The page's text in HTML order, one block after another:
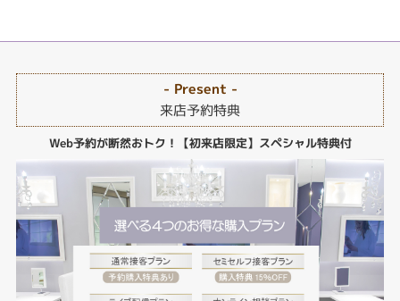
- Present -
来店予約特典
Web予約が断然おトク！【初来店限定】スペシャル特典付